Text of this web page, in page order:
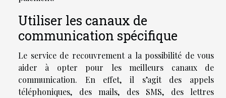
Utiliser les canaux de
communication spécifique
Le service de recouvrement a la possibilité de vous
aider à opter pour les meilleurs canaux de
communication. En effet, il s’agit des appels
téléphoniques, des mails, des SMS, des lettres